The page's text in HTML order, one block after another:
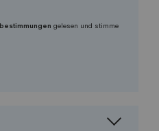
gelesen und stimme